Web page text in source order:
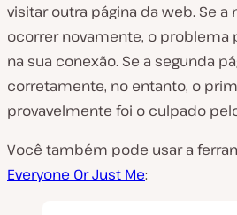
visitar outra página da web. Se
ocorrer novamente, o problema
na sua conexão. Se a segunda
corretamente, no entanto, o
provavelmente foi o culpado
Você também pode usar a
Everyone Or Just Me: